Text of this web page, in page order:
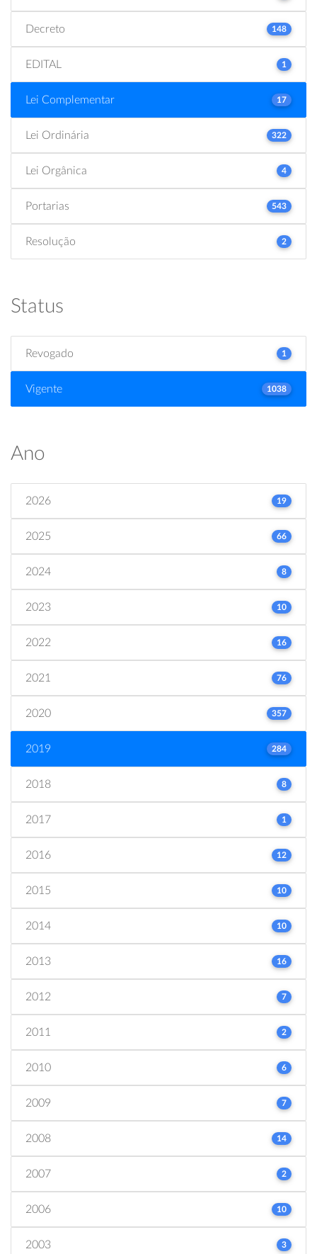
Decreto 148
EDITAL 1
Lei Complementar 17
Lei Ordinária 322
Lei Orgânica 4
Portarias 543
Resolução 2
Status
Revogado 1
Vigente 1038
Ano
2026 19
2025 66
2024 8
2023 10
2022 16
2021 76
2020 357
2019 284
2018 8
2017 1
2016 12
2015 10
2014 10
2013 16
2012 7
2011 2
2010 6
2009 7
2008 14
2007 2
2006 10
2003 3